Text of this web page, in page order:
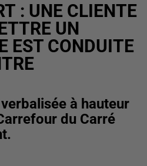
: UNE CLIENTE
UN
EST CONDUITE
à hauteur
du Carré